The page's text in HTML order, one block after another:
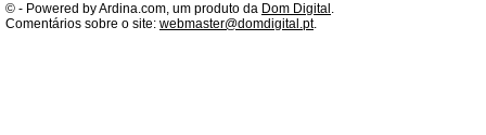
© - Powered by Ardina.com, um produto da Dom Digital .
Comentários sobre o site: webmaster@domdigital.pt.